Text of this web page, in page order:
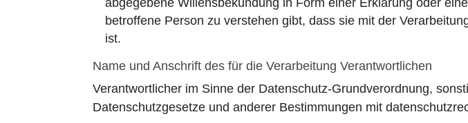
betroffene Person zu verstehen gibt, dass sie mit der
ist.
Name und Anschrift des für die Verarbeitung Verantwortlichen
Verantwortlicher im Sinne der Datenschutz-Grundverordnung,
Datenschutzgesetze und anderer Bestimmungen mit